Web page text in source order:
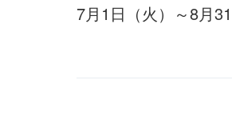
7月1日（火）～8月